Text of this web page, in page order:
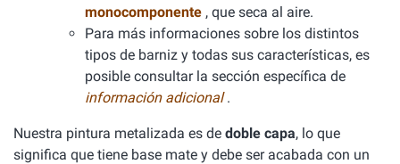
monocomponente , que seca al aire.
Para más informaciones sobre los distintos
tipos de barniz y todas sus características, es
posible consultar la sección específica de
información adicional.
Nuestra pintura metalizada es de doble capa, lo que
significa que tiene base mate y debe ser acabada con un